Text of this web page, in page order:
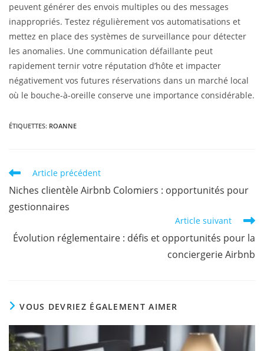
peuvent générer des envois multiples ou des messages
inappropriés. Testez régulièrement vos automatisations et
mettez en place des systèmes de surveillance pour détecter
les anomalies. Une communication défaillante peut
rapidement ternir votre réputation d’hôte et impacter
négativement vos futures réservations dans un marché local
où le bouche-à-oreille conserve une importance considérable.
ÉTIQUETTES: ROANNE
Article précédent
Niches clientèle Airbnb Colomiers : opportunités pour
gestionnaires
Article suivant
Évolution réglementaire : défis et opportunités pour la
conciergerie Airbnb
VOUS DEVRIEZ ÉGALEMENT AIMER